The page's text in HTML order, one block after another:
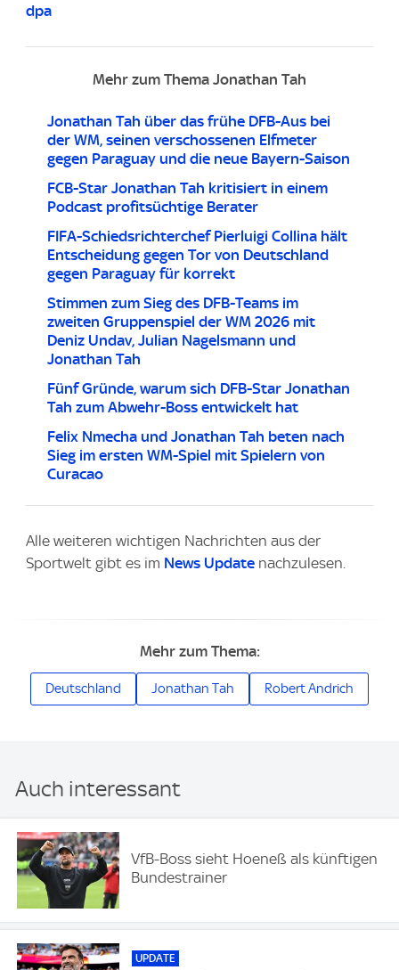
dpa
Mehr zum Thema Jonathan Tah
Jonathan Tah über das frühe DFB-Aus bei
der WM, seinen verschossenen Elfmeter
gegen Paraguay und die neue Bayern-Saison
FCB-Star Jonathan Tah kritisiert in einem
Podcast profitsüchtige Berater
FIFA-Schiedsrichterchef Pierluigi Collina hält
Entscheidung gegen Tor von Deutschland
gegen Paraguay für korrekt
Stimmen zum Sieg des DFB-Teams im
zweiten Gruppenspiel der WM 2026 mit
Deniz Undav, Julian Nagelsmann und
Jonathan Tah
Fünf Gründe, warum sich DFB-Star Jonathan
Tah zum Abwehr-Boss entwickelt hat
Felix Nmecha und Jonathan Tah beten nach
Sieg im ersten WM-Spiel mit Spielern von
Curacao
Alle weiteren wichtigen Nachrichten aus der
Sportwelt gibt es im News Update nachzulesen.
Mehr zum Thema:
Deutschland Jonathan Tah Robert Andrich
Auch interessant
VfB-Boss sieht Hoeneß als künftigen
Bundestrainer
UPDATE